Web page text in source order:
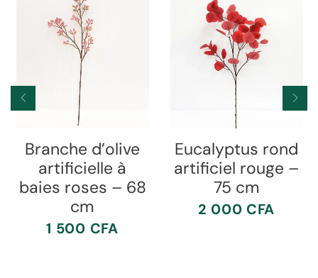
Branche d’olive
artificielle à
baies roses – 68
cm
1 500 CFA
Eucalyptus rond
artificiel rouge –
75 cm
2 000 CFA